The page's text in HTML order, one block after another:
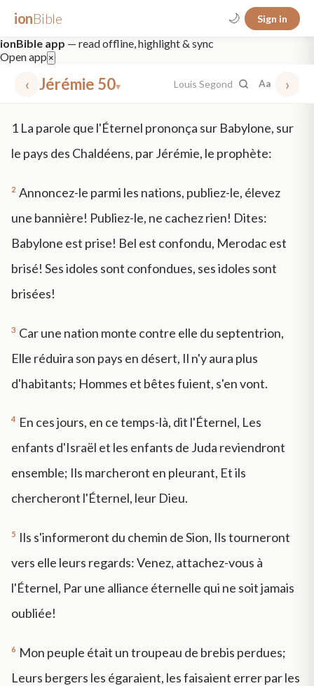
ionBible 🌙 Sign in
ionBible app — read offline, highlight & sync
Open app ×
‹ Jérémie 50▾ Louis Segond Aa ›
nt faith "peace that passeth" grace -law
1 La parole que l'Éternel prononça sur Babylone, sur
le pays des Chaldéens, par Jérémie, le prophète:
2 Annoncez-le parmi les nations, publiez-le, élevez
une bannière! Publiez-le, ne cachez rien! Dites:
Babylone est prise! Bel est confondu, Merodac est
brisé! Ses idoles sont confondues, ses idoles sont
brisées!
3 Car une nation monte contre elle du septentrion,
Elle réduira son pays en désert, Il n'y aura plus
d'habitants; Hommes et bêtes fuient, s'en vont.
4 En ces jours, en ce temps-là, dit l'Éternel, Les
enfants d'Israël et les enfants de Juda reviendront
ensemble; Ils marcheront en pleurant, Et ils
chercheront l'Éternel, leur Dieu.
5 Ils s'informeront du chemin de Sion, Ils tourneront
vers elle leurs regards: Venez, attachez-vous à
l'Éternel, Par une alliance éternelle qui ne soit jamais
oubliée!
6 Mon peuple était un troupeau de brebis perdues;
Leurs bergers les égaraient, les faisaient errer par les